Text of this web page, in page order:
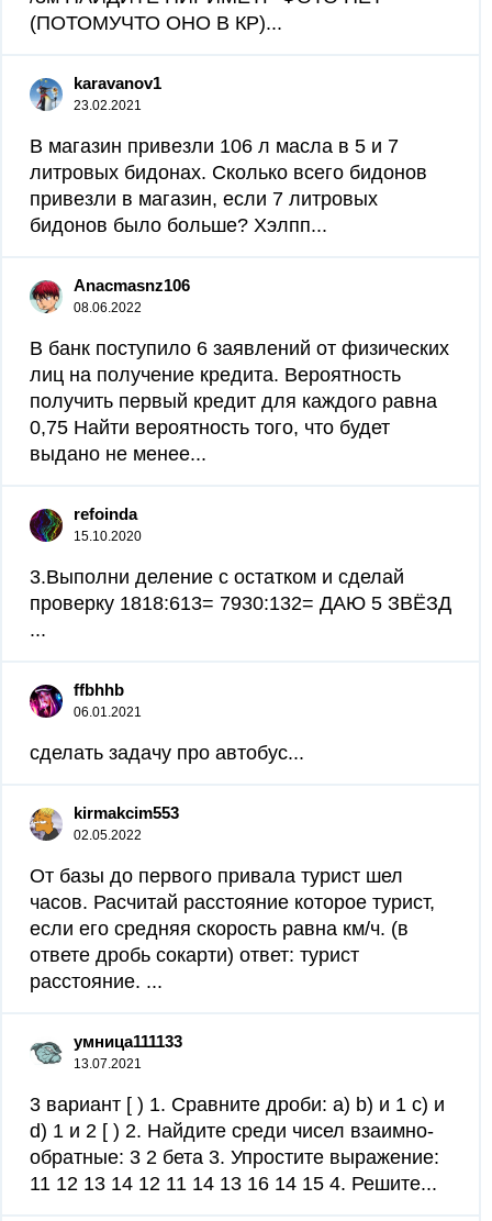
(ПОТОМУЧТО ОНО В КР)​...
karavanov1
23.02.2021
В магазин привезли 106 л масла в 5 и 7
литровых бидонах. Сколько всего бидонов
привезли в магазин, если 7 литровых
бидонов было больше? Хэлпп...
Anacmasnz106
08.06.2022
В банк поступило 6 заявлений от физических
лиц на получение кредита. Вероятность
получить первый кредит для каждого равна
0,75 Найти вероятность того, что будет
выдано не менее...
refoinda
15.10.2020
3.Выполни деление с остатком и сделай
проверку 1818:613= 7930:132= ДАЮ 5 ЗВЁЗД
​...
ffbhhb
06.01.2021
сделать задачу про автобус...
kirmakcim553
02.05.2022
От базы до первого привала турист шел
часов. Расчитай расстояние которое турист,
если его средняя скорость равна км/ч. (в
ответе дробь сокарти) ответ: турист
расстояние. ​...
умница111133
13.07.2021
3 вариант [ ) 1. Сравните дроби: a) b) и 1 с) и
d) 1 и 2 [ ) 2. Найдите среди чисел взаимно-
обратные: 3 2 бета 3. Упростите выражение:
11 12 13 14 12 11 14 13 16 14 15 4. Решите...